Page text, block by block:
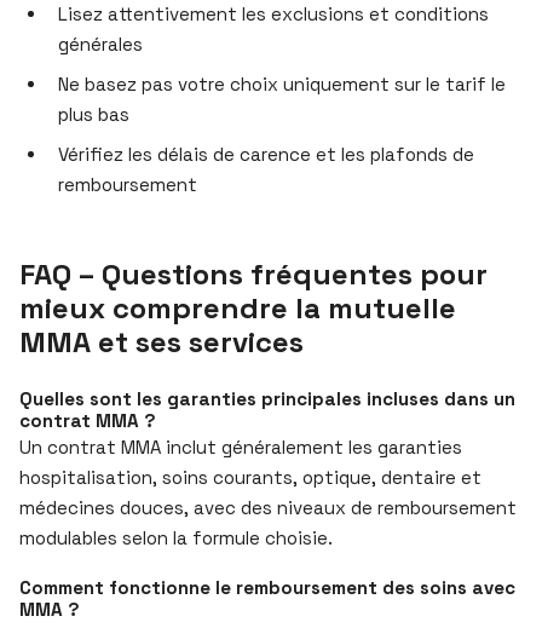
Lisez attentivement les exclusions et conditions
générales
Ne basez pas votre choix uniquement sur le tarif le
plus bas
Vérifiez les délais de carence et les plafonds de
remboursement
FAQ – Questions fréquentes pour
mieux comprendre la mutuelle
MMA et ses services
Quelles sont les garanties principales incluses dans un
contrat MMA ?
Un contrat MMA inclut généralement les garanties
hospitalisation, soins courants, optique, dentaire et
médecines douces, avec des niveaux de remboursement
modulables selon la formule choisie.
Comment fonctionne le remboursement des soins avec
MMA ?